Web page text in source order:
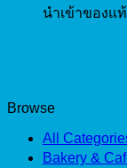
นำเข้าของแท้
Browse
All
Bakery &